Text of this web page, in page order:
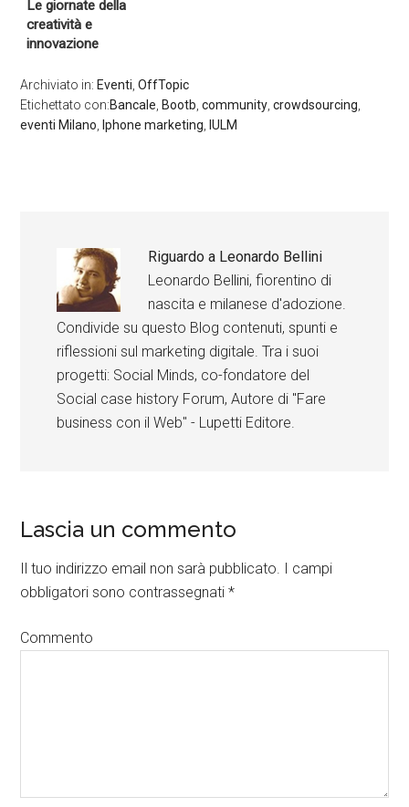
Le giornate della
creatività e
innovazione
Archiviato in: Eventi,OffTopic
Etichettato con:Bancale, Bootb,community,crowdsourcing,
eventi Milano, Iphone marketing, IULM
Riguardo a Leonardo Bellini
Leonardo Bellini, fiorentino di
nascita e milanese d'adozione.
Condivide su questo Blog contenuti, spunti e
riflessioni sul marketing digitale. Tra i suoi
progetti: Social Minds, co-fondatore del
Social case history Forum, Autore di "Fare
business con il Web" - Lupetti Editore.
Lascia un commento
Il tuo indirizzo email non sarà pubblicato. I campi
obbligatori sono contrassegnati*
Commento